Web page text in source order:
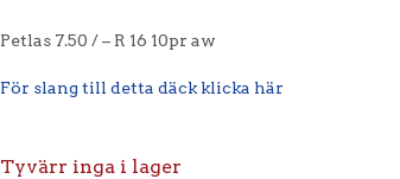
Petlas 7.50 / – R 16 10pr aw
För slang till detta däck klicka här
Tyvärr inga i lager